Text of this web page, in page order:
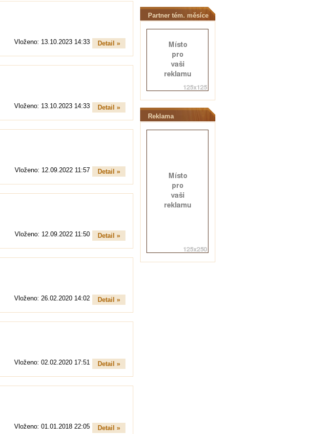
Vloženo: 13.10.2023 14:33
Detail »
Vloženo: 13.10.2023 14:33
Detail »
Vloženo: 12.09.2022 11:57
Detail »
Vloženo: 12.09.2022 11:50
Detail »
Vloženo: 26.02.2020 14:02
Detail »
Vloženo: 02.02.2020 17:51
Detail »
Vloženo: 01.01.2018 22:05
Detail »
Partner tém. měsíce
Reklama